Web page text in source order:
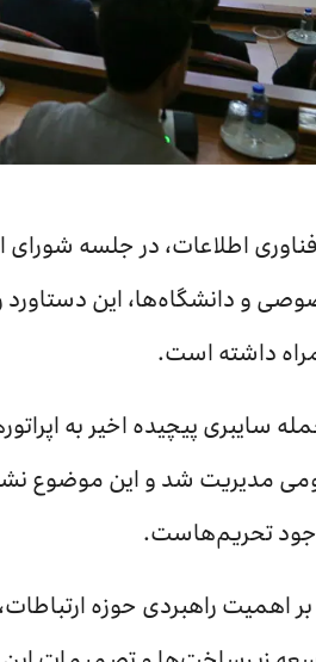
اطلاعات، در جلسه شورای
و دانشگاه‌ها، این دستاورد
داشته است.
سایبری پیچیده اخیر به
مدیریت شد و این موضوع
تحریم‌هاست.
اهمیت راهبردی حوزه